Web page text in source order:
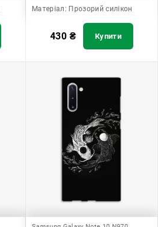
Матеріал: Прозорий силікон
430 ₴ Купити